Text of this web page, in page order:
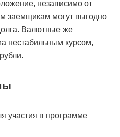
независимо от
заемщикам могут выгодно
Валютные же
нестабильным курсом,